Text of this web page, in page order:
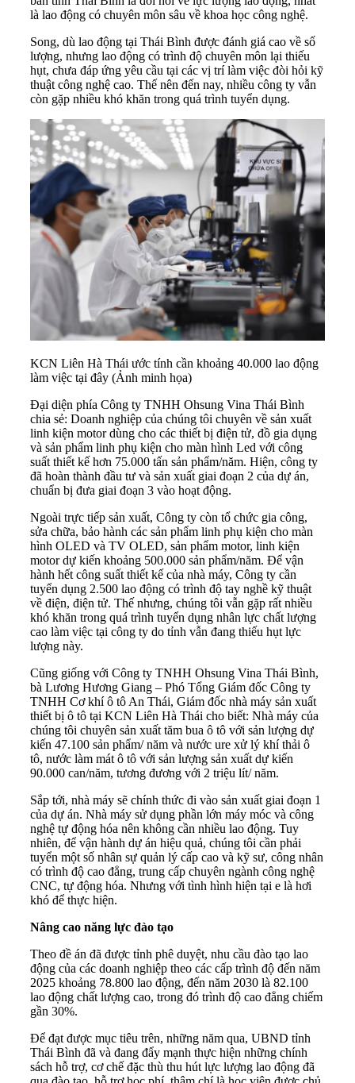
là lao động có chuyên môn sâu về khoa học công nghệ.
Song, dù lao động tại Thái Bình được đánh giá cao về số
lượng, nhưng lao động có trình độ chuyên môn lại thiếu
hụt, chưa đáp ứng yêu cầu tại các vị trí làm việc đòi hỏi kỹ
thuật công nghệ cao. Thế nên đến nay, nhiều công ty vẫn
còn gặp nhiều khó khăn trong quá trình tuyển dụng.
KCN Liên Hà Thái ước tính cần khoảng 40.000 lao động
làm việc tại đây (Ảnh minh họa)
Đại diện phía Công ty TNHH Ohsung Vina Thái Bình
chia sẻ: Doanh nghiệp của chúng tôi chuyên về sản xuất
linh kiện motor dùng cho các thiết bị điện tử, đồ gia dụng
và sản phẩm linh phụ kiện cho màn hình Led với công
suất thiết kế hơn 75.000 tấn sản phẩm/năm. Hiện, công ty
đã hoàn thành đầu tư và sản xuất giai đoạn 2 của dự án,
chuẩn bị đưa giai đoạn 3 vào hoạt động.
Ngoài trực tiếp sản xuất, Công ty còn tổ chức gia công,
sửa chữa, bảo hành các sản phẩm linh phụ kiện cho màn
hình OLED và TV OLED, sản phẩm motor, linh kiện
motor dự kiến khoảng 500.000 sản phẩm/năm. Để vận
hành hết công suất thiết kế của nhà máy, Công ty cần
tuyển dụng 2.500 lao động có trình độ tay nghề kỹ thuật
về điện, điện tử. Thế nhưng, chúng tôi vẫn gặp rất nhiều
khó khăn trong quá trình tuyển dụng nhân lực chất lượng
cao làm việc tại công ty do tỉnh vẫn đang thiếu hụt lực
lượng này.
Cũng giống với Công ty TNHH Ohsung Vina Thái Bình,
bà Lương Hương Giang – Phó Tổng Giám đốc Công ty
TNHH Cơ khí ô tô An Thái, Giám đốc nhà máy sản xuất
thiết bị ô tô tại KCN Liên Hà Thái cho biết: Nhà máy của
chúng tôi chuyên sản xuất tăm bua ô tô với sản lượng dự
kiến 47.100 sản phẩm/ năm và nước ure xử lý khí thải ô
tô, nước làm mát ô tô với sản lượng sản xuất dự kiến
90.000 can/năm, tương đương với 2 triệu lít/ năm.
Sắp tới, nhà máy sẽ chính thức đi vào sản xuất giai đoạn 1
của dự án. Nhà máy sử dụng phần lớn máy móc và công
nghệ tự động hóa nên không cần nhiều lao động. Tuy
nhiên, để vận hành dự án hiệu quả, chúng tôi cần phải
tuyển một số nhân sự quản lý cấp cao và kỹ sư, công nhân
có trình độ cao đẳng, trung cấp chuyên ngành công nghệ
CNC, tự động hóa. Nhưng với tình hình hiện tại e là hơi
khó để thực hiện.
Nâng cao năng lực đào tạo
Theo đề án đã được tỉnh phê duyệt, nhu cầu đào tạo lao
động của các doanh nghiệp theo các cấp trình độ đến năm
2025 khoảng 78.800 lao động, đến năm 2030 là 82.100
lao động chất lượng cao, trong đó trình độ cao đẳng chiếm
gần 30%.
Để đạt được mục tiêu trên, những năm qua, UBND tỉnh
Thái Bình đã và đang đẩy mạnh thực hiện những chính
sách hỗ trợ, cơ chế đặc thù thu hút lực lượng lao động đã